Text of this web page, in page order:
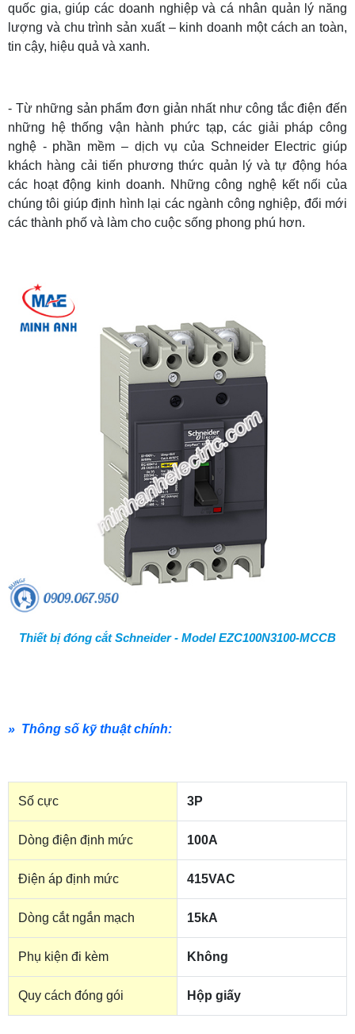
quốc gia, giúp các doanh nghiệp và cá nhân quản lý năng
lượng và chu trình sản xuất – kinh doanh một cách an toàn,
tin cậy, hiệu quả và xanh.
- Từ những sản phẩm đơn giản nhất như công tắc điện đến
những hệ thống vận hành phức tạp, các giải pháp công
nghệ - phần mềm – dịch vụ của Schneider Electric giúp
khách hàng cải tiến phương thức quản lý và tự động hóa
các hoạt động kinh doanh. Những công nghệ kết nối của
chúng tôi giúp định hình lại các ngành công nghiệp, đổi mới
các thành phố và làm cho cuộc sống phong phú hơn.
Thiết bị đóng cắt Schneider - Model EZC100N3100-MCCB
» Thông số kỹ thuật chính:
Số cực 3P
Dòng điện định mức 100A
Điện áp định mức 415VAC
Dòng cắt ngắn mạch 15kA
Phụ kiện đi kèm Không
Quy cách đóng gói Hộp giấy